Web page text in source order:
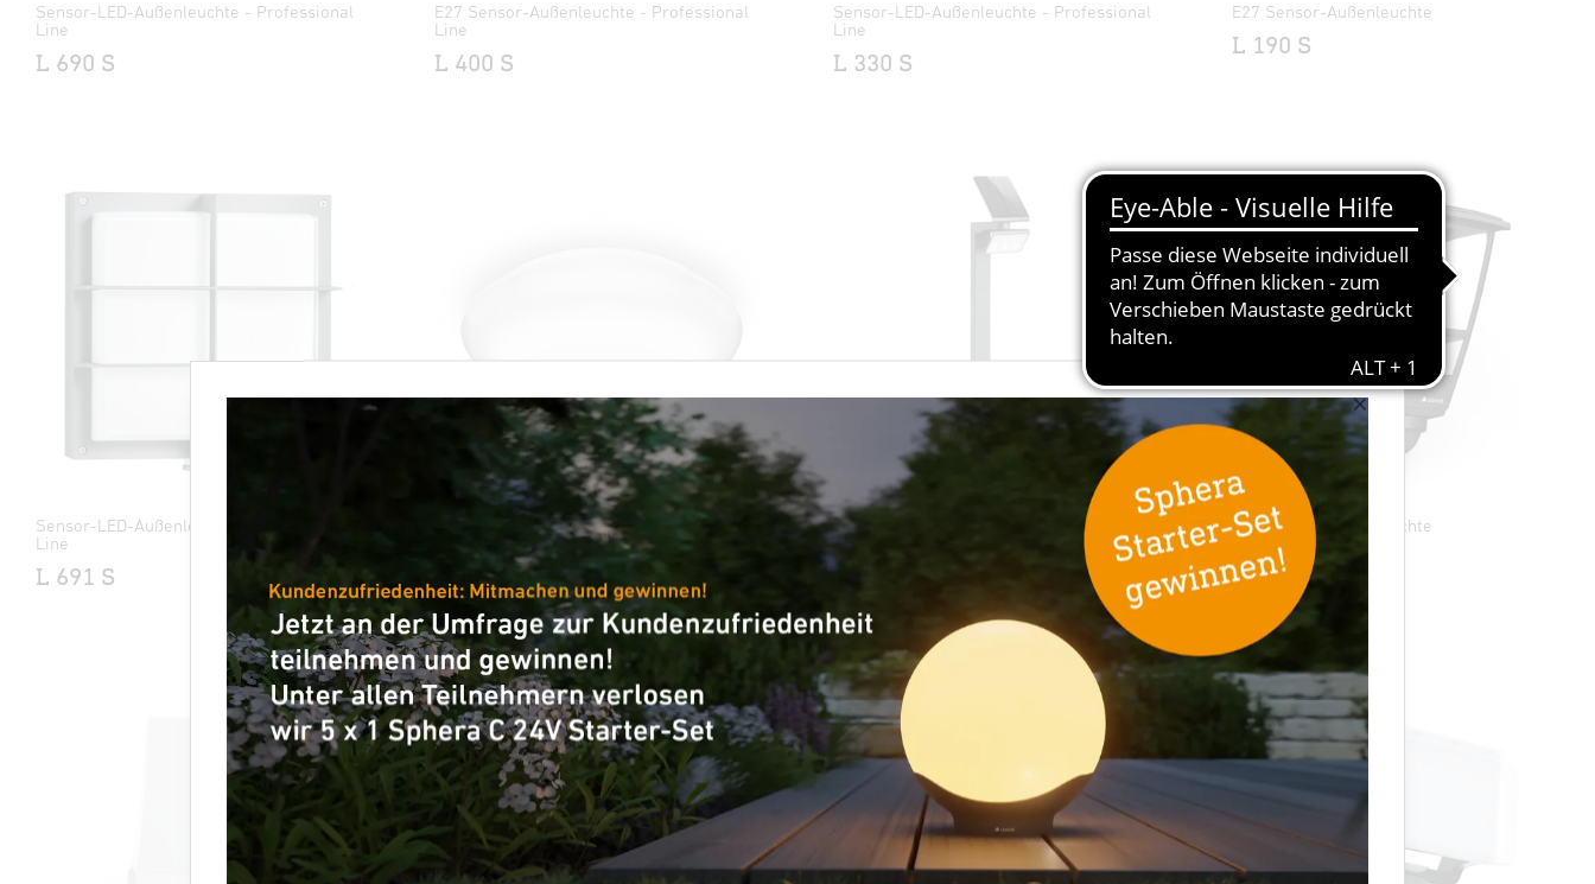
×
Sensor-LED-Außenleuchte - Professional
Line
L 690 S
E27 Sensor-Außenleuchte - Professional
Line
L 400 S
Sensor-LED-Außenleuchte - Professional
Line
L 330 S
E27 Sensor-Außenleuchte
L 190 S
Sensor-LED-Außenleuchte - Professional
Line
L 691 S
Sensor-LED-Außenleuchte
DL Vario Quattro PRO S
Solarleuchte - Professional Line
XSolar GL-S
E27 Sensor-Außenleuchte
L 10 S
XLED PRO 240 S warmweiß weiß
XLED Protect S mit Bewegungsmelder - anthrazit